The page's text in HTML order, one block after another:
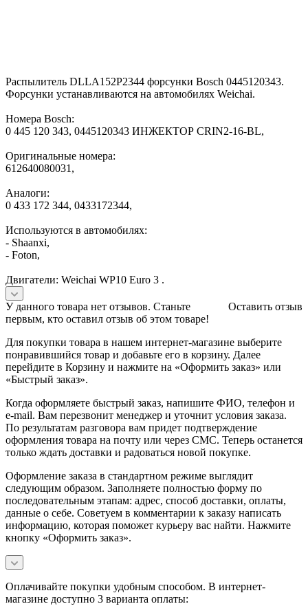
Распылитель DLLA152P2344 форсунки Bosch 0445120343.
Форсунки устанавливаются на автомобилях Weichai.
Номера Bosch:
0 445 120 343, 0445120343 ИНЖЕКТОР CRIN2-16-BL,
Оригинальные номера:
612640080031,
Аналоги:
0 433 172 344, 0433172344,
Используются в автомобилях:
- Shaanxi,
- Foton,
Двигатели: Weichai WP10 Euro 3 .
Оставить отзыв
У данного товара нет отзывов. Станьте
первым, кто оставил отзыв об этом товаре!
Для покупки товара в нашем интернет-магазине выберите
понравившийся товар и добавьте его в корзину. Далее
перейдите в Корзину и нажмите на «Оформить заказ» или
«Быстрый заказ».
Когда оформляете быстрый заказ, напишите ФИО, телефон и
e-mail. Вам перезвонит менеджер и уточнит условия заказа.
По результатам разговора вам придет подтверждение
оформления товара на почту или через СМС. Теперь останется
только ждать доставки и радоваться новой покупке.
Оформление заказа в стандартном режиме выглядит
следующим образом. Заполняете полностью форму по
последовательным этапам: адрес, способ доставки, оплаты,
данные о себе. Советуем в комментарии к заказу написать
информацию, которая поможет курьеру вас найти. Нажмите
кнопку «Оформить заказ».
Оплачивайте покупки удобным способом. В интернет-
магазине доступно 3 варианта оплаты: